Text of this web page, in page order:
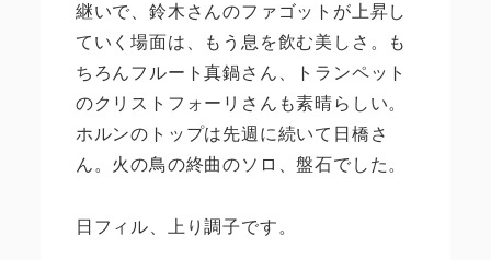
継いで、鈴木さんのファゴットが上昇し
ていく場面は、もう息を飲む美しさ。も
ちろんフルート真鍋さん、トランペット
のクリストフォーリさんも素晴らしい。
ホルンのトップは先週に続いて日橋さ
ん。火の鳥の終曲のソロ、盤石でした。
日フィル、上り調子です。